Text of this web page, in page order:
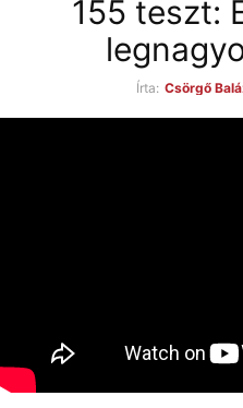
155 teszt:
Írta: Csörgő